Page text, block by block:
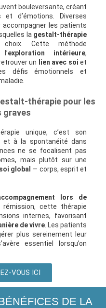
bouleversante, créant
d’émotions. Diverses
les patients
la gestalt-thérapie
Cette méthode
exploration intérieure,
un
lien avec soi et
défis émotionnels et
thérapie pour les
graves
unique, c’est son
et à la spontanéité dans
ne se focalisent pas
mais plutôt sur une
soi global — corps, esprit et
lors de
cette thérapie
internes, favorisant
de vivre. Les patients
plus sereinement leur
essentiel lorsqu’on
VOUS ICI
DE LA